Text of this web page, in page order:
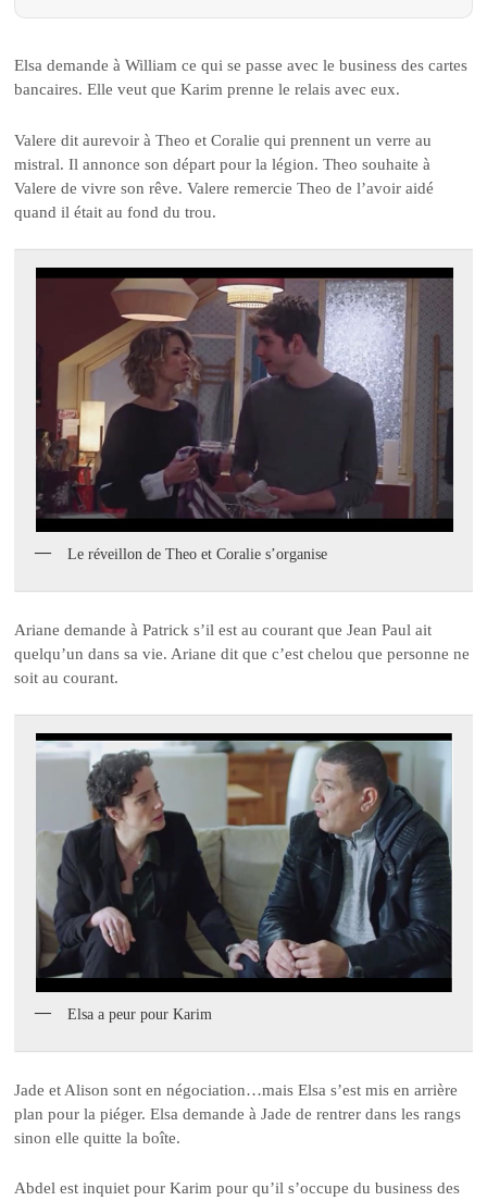
Elsa demande à William ce qui se passe avec le business des cartes
bancaires. Elle veut que Karim prenne le relais avec eux.
Valere dit aurevoir à Theo et Coralie qui prennent un verre au
mistral. Il annonce son départ pour la légion. Theo souhaite à
Valere de vivre son rêve. Valere remercie Theo de l’avoir aidé
quand il était au fond du trou.
Le réveillon de Theo et Coralie s’organise
Ariane demande à Patrick s’il est au courant que Jean Paul ait
quelqu’un dans sa vie. Ariane dit que c’est chelou que personne ne
soit au courant.
Elsa a peur pour Karim
Jade et Alison sont en négociation…mais Elsa s’est mis en arrière
plan pour la piéger. Elsa demande à Jade de rentrer dans les rangs
sinon elle quitte la boîte.
Abdel est inquiet pour Karim pour qu’il s’occupe du business des